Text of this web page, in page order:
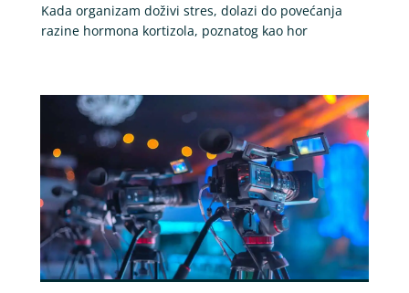
Kada organizam doživi stres, dolazi do povećanja
razine hormona kortizola, poznatog kao hor